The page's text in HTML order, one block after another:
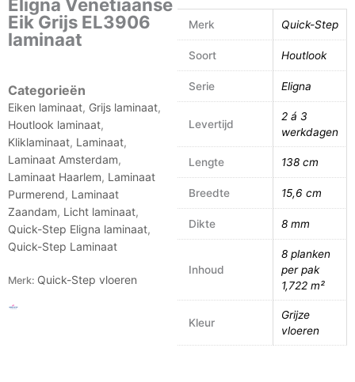
Eligna Venetiaanse
Eik Grijs EL3906
laminaat
Categorieën
Eiken laminaat, Grijs laminaat,
Houtlook laminaat,
Kliklaminaat, Laminaat,
Laminaat Amsterdam,
Laminaat Haarlem, Laminaat
Purmerend, Laminaat
Zaandam, Licht laminaat,
Quick-Step Eligna laminaat,
Quick-Step Laminaat
Merk: Quick-Step vloeren
Merk Quick-Step
Soort Houtlook
Serie Eligna
Levertijd
2 á 3
werkdagen
Lengte 138 cm
Breedte 15,6 cm
Dikte 8 mm
Inhoud
8 planken
per pak
1,722 m²
Kleur
Grijze
vloeren